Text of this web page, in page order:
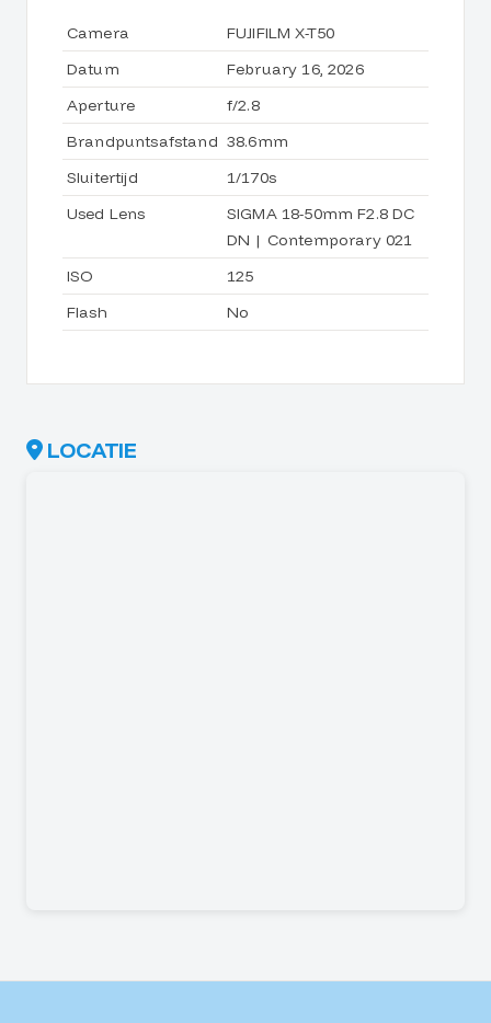
Camera
FUJIFILM X-T50
Datum
February 16, 2026
Aperture
f/2.8
Brandpuntsafstand 38.6mm
Sluitertijd
1/170s
Used Lens
SIGMA 18-50mm F2.8 DC
DN | Contemporary 021
ISO
125
Flash
No
LOCATIE